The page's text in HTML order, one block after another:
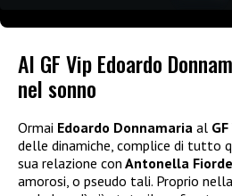
Al GF Vip Edoardo
nel sonno
Ormai Edoardo Donnamaria al
delle dinamiche, complice di
sua relazione con Antonella
amorosi, o pseudo tali. Proprio